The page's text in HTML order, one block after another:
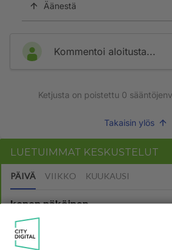
Äänestä
Kommentoi aloitusta...
Ketjusta on poistettu 0
Takaisin ylös
LUETUIMMAT KESKUSTELUT
PÄIVÄ VIIKKO KUUKAUSI
kenen näköinen
07.08.2026 16:24